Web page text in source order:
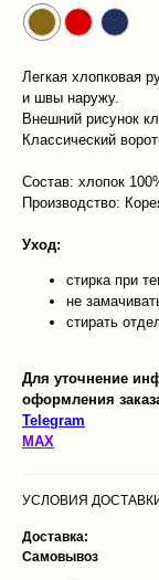
Легкая хлопковая
и швы наружу.
Внешний рисунок
Классический
Состав: хлопок
Производство:
Уход:
стирка при
не
стирать
Для уточнение
оформления
Telegram
MAX
УСЛОВИЯ
Доставка:
Самовывоз